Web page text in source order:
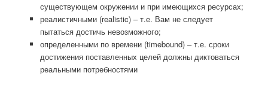
существующем окружении и при имеющихся ресурсах;
реалистичными (realistic) – т.е. Вам не следует
пытаться достичь невозможного;
определенными по времени (timebound) – т.е. сроки
достижения поставленных целей должны диктоваться
реальными потребностями